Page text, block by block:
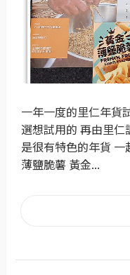
一年一度的里仁年貨
選想試用的 再由里
是很有特色的年貨
薄鹽脆薯 黃金...